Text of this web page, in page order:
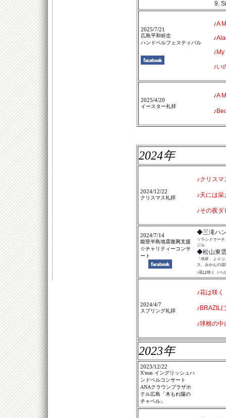
9.
2025/7/21
広島平和祈念
ハンドベルフェスティバル
♪A
♪い
2025/4/20
イースター礼拝
♪A
2024年
2024/12/22
クリスマス礼拝
♪クリス
♪天には栄
♪その夜
2024/7/14
能登半島地震復興支援
☆チャリティーコンサ
ート
◆三滝ハ
ソラシドマーチ
ジル
◆松山東
「惑星」より
ス、みかんの花
♪花は咲く（
2024/4/7
スプリング礼拝
♪花は咲く
♪BRAZIL(
♪球根の中
2023年
2023/12/22
X'mas イングリッシュハ
ンドベルコンサート
ANAクラウンプラザホ
テル広島「木もれ陽の
チャペル」